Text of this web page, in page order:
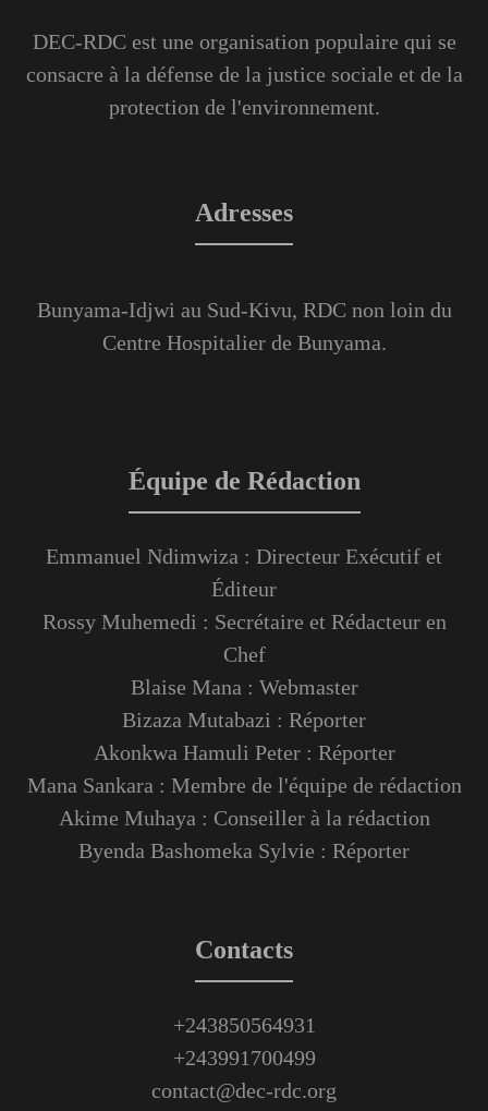
DEC-RDC est une organisation populaire qui se
consacre à la défense de la justice sociale et de la
protection de l'environnement.
Adresses
Bunyama-Idjwi au Sud-Kivu, RDC non loin du
Centre Hospitalier de Bunyama.
Équipe de Rédaction
Emmanuel Ndimwiza : Directeur Exécutif et
Éditeur
Rossy Muhemedi : Secrétaire et Rédacteur en
Chef
Blaise Mana : Webmaster
Bizaza Mutabazi : Réporter
Akonkwa Hamuli Peter : Réporter
Mana Sankara : Membre de l'équipe de rédaction
Akime Muhaya : Conseiller à la rédaction
Byenda Bashomeka Sylvie : Réporter
Contacts
+243850564931
+243991700499
contact@dec-rdc.org